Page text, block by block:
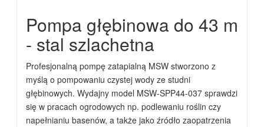
Pompa głębinowa do 43 m
- stal szlachetna
Profesjonalną pompę zatapialną MSW stworzono z
myślą o pompowaniu czystej wody ze studni
głębinowych. Wydajny model MSW-SPP44-037 sprawdzi
się w pracach ogrodowych np. podlewaniu roślin czy
napełnianiu basenów, a także jako źródło zaopatrzenia